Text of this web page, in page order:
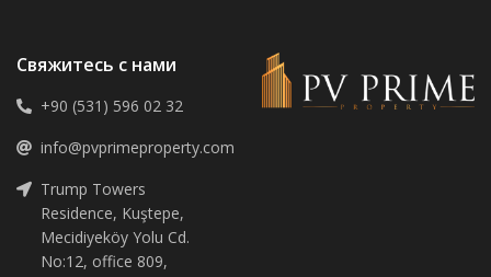
Свяжитесь с нами
+90 (531) 596 02 32
info@pvprimeproperty.com
Trump Towers
Residence, Kuştepe,
Mecidiyeköy Yolu Cd.
No:12, office 809,